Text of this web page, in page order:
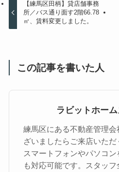
【練馬区田柄】貸店舗事務
所／バス通り面す2階66.78
㎡、賃料変更しました。
この記事を書いた人
ラビットホー
練馬区にある不動産管理
ざいましたらご来店いた
スマートフォンやパソコ
も対応可能です。スタッ